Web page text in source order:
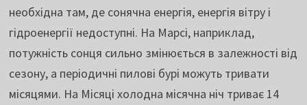
необхідна там, де сонячна енергія, енергія вітру і
гідроенергії недоступні. На Марсі, наприклад,
потужність сонця сильно змінюється в залежності від
сезону, а періодичні пилові бурі можуть тривати
місяцями. На Місяці холодна місячна ніч триває 14